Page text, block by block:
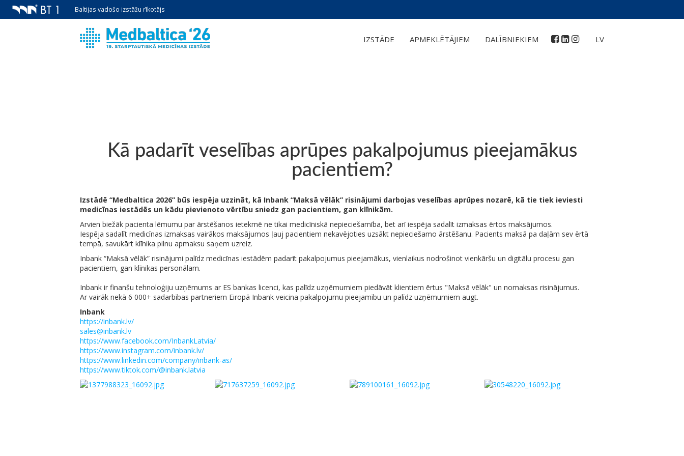
Baltijas vadošo izstāžu rīkotājs
IZSTĀDE APMEKLĒTĀJIEM DALĪBNIEKIEM LV
Kā padarīt veselības aprūpes pakalpojumus pieejamākus
pacientiem?
Izstādē “Medbaltica 2026” būs iespēja uzzināt, kā Inbank “Maksā vēlāk” risinājumi darbojas veselības aprūpes nozarē, kā tie tiek ieviesti
medicīnas iestādēs un kādu pievienoto vērtību sniedz gan pacientiem, gan klīnikām.
Arvien biežāk pacienta lēmumu par ārstēšanos ietekmē ne tikai medicīniskā nepieciešamība, bet arī iespēja sadalīt izmaksas ērtos maksājumos.
Iespēja sadalīt medicīnas izmaksas vairākos maksājumos ļauj pacientiem nekavējoties uzsākt nepieciešamo ārstēšanu. Pacients maksā pa daļām sev ērtā
tempā, savukārt klīnika pilnu apmaksu saņem uzreiz.
Inbank “Maksā vēlāk” risinājumi palīdz medicīnas iestādēm padarīt pakalpojumus pieejamākus, vienlaikus nodrošinot vienkāršu un digitālu procesu gan
pacientiem, gan klīnikas personālam.
Inbank ir finanšu tehnoloģiju uzņēmums ar ES bankas licenci, kas palīdz uzņēmumiem piedāvāt klientiem ērtus "Maksā vēlāk" un nomaksas risinājumus.
Ar vairāk nekā 6 000+ sadarbības partneriem Eiropā Inbank veicina pakalpojumu pieejamību un palīdz uzņēmumiem augt.
Inbank
https://inbank.lv/
sales@inbank.lv
https://www.facebook.com/InbankLatvia/
https://www.instagram.com/inbank.lv/
https://www.linkedin.com/company/inbank-as/
https://www.tiktok.com/@inbank.latvia